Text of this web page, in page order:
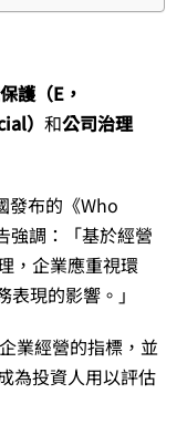
護（E，
） 和公司治理
發布的《Who
強調：「基於經營
，企業應重視環
現的影響。」
業經營的指標，並
為投資人用以評估